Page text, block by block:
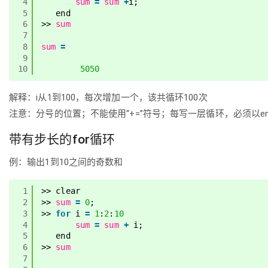
5
6
7
8
9
10
end
>> sum
sum =
5050
解释：i从1到100，每次增加一个，该共循环100次
注意：分号的位置；不能使用“+=”符号；每写一层循环，必须以
带有步长的for循环
例：输出1到10之间的奇数和
1
2
3
4
5
6
7
>> clear
>> sum = 0;
>> for i = 1 : 2 : 10
sum = sum + i;
end
>> sum